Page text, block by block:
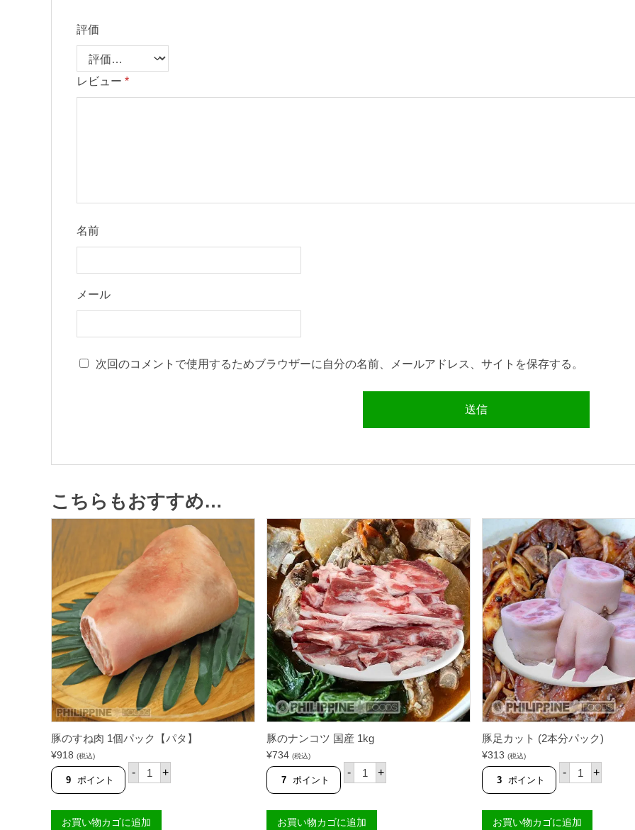
評価
レビュー *
名前
メール
次回のコメントで使用するためブラウザーに自分の名前、メールアドレス、サイトを保存する。
こちらもおすすめ…
豚のすね肉 1個パック【パタ】
¥918 (税込)
9 ポイント
- 豚
の
肉
1
+
お買い物カゴに追加
豚のナンコツ 国産 1kg
¥734 (税込)
7 ポイント
- 豚
の
コ
ツ
+
お買い物カゴに追加
豚足カット (2本分パック)
¥313 (税込)
3 ポイント
- 豚
足
ト
(
+
お買い物カゴに追加